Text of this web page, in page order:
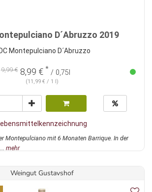
D´Abruzzo 2019
Montepulciano D´Abruzzo
9,99 €8,99 € * / 0,75l
(11,99 € / 1 l)
Montepulciano mit 6 Monaten Barrique. In der
mehr
Weingut Gustavshof